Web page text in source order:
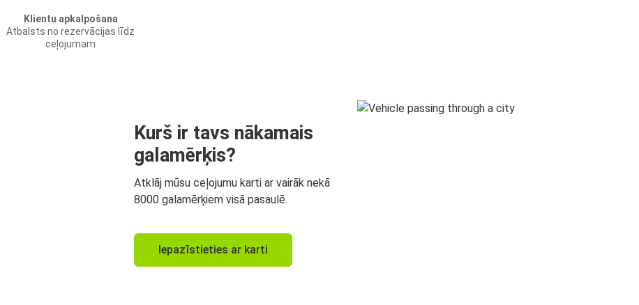
Klientu apkalpošana
Atbalsts no rezervācijas līdz
ceļojumam
Kurš ir tavs nākamais
galamērķis?
Atklāj mūsu ceļojumu karti ar vairāk nekā
8000 galamērķiem visā pasaulē.
Iepazīstieties ar karti